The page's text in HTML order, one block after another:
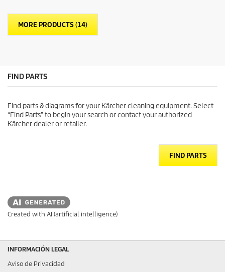
MORE PRODUCTS (14)
FIND PARTS
Find parts & diagrams for your Kärcher cleaning equipment. Select
“Find Parts” to begin your search or contact your authorized
Kärcher dealer or retailer.
FIND PARTS
Created with AI (artificial intelligence)
INFORMACIÓN LEGAL
Aviso de Privacidad